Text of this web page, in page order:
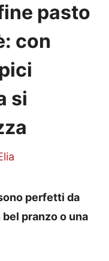
pasto
con
si
perfetti da
pranzo o una